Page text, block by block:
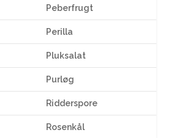
Peberfrugt
Perilla
Pluksalat
Purløg
Ridderspore
Rosenkål